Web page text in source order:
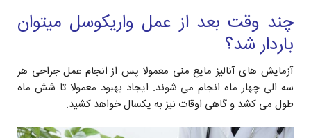
چند وقت بعد از عمل واریکوسل میتوان
باردار شد؟
آزمایش های آنالیز مایع منی معمولا پس از انجام عمل جراحی هر
سه الی چهار ماه انجام می شوند. ایجاد بهبود معمولا تا شش ماه
طول می کشد و گاهی اوقات نیز به یکسال خواهد کشید.